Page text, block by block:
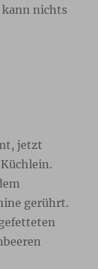
kann nichts
jetzt
gerührt.